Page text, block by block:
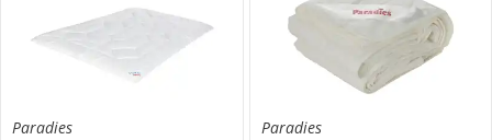
Paradies
Paradies